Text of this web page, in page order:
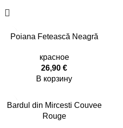
Poiana Fetească Neagră
красное
26,90 €
В корзину
Bardul din Mircesti Couvee
Rouge